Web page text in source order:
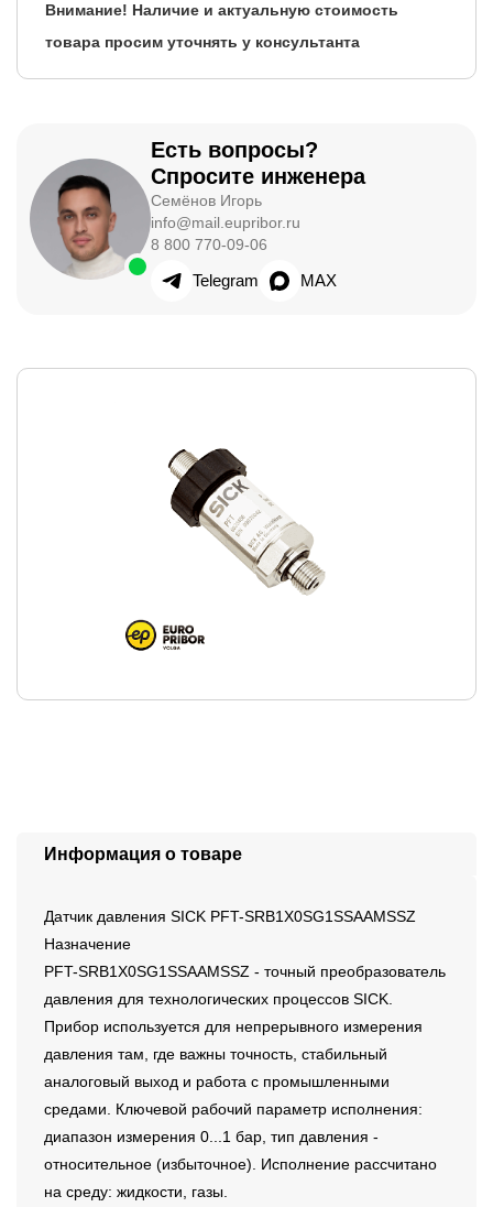
Внимание! Наличие и актуальную стоимость
товара просим уточнять у консультанта
Есть вопросы?
Спросите инженера
Семёнов Игорь
info@mail.eupribor.ru
8 800 770-09-06
Telegram MAX
Информация о товаре
Датчик давления SICK PFT-SRB1X0SG1SSAAMSSZ
Назначение
PFT-SRB1X0SG1SSAAMSSZ - точный преобразователь
давления для технологических процессов SICK.
Прибор используется для непрерывного измерения
давления там, где важны точность, стабильный
аналоговый выход и работа с промышленными
средами. Ключевой рабочий параметр исполнения:
диапазон измерения 0...1 бар, тип давления -
относительное (избыточное). Исполнение рассчитано
на среду: жидкости, газы.